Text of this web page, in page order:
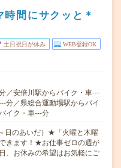
時間にサクッと＊
土日祝日が休み WEB登録OK
／安倍川駅からバイク・車---
分／県総合運動場駅からバイ
イク・車---分
日のあいだ）★「火曜と木曜
きます！★お仕事ゼロの週が
、お休みの希望はお気軽にご